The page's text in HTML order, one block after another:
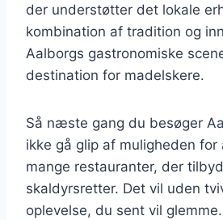
der understøtter det lokale
kombination af tradition og
Aalborgs gastronomiske
destination for madelskere.
Så næste gang du besøger
ikke gå glip af muligheden
mange restauranter, der
skaldyrsretter. Det vil uden
oplevelse, du sent vil glemme.